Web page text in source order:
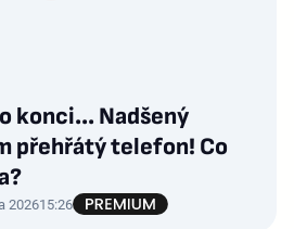
konci... Nadšený
přehřátý telefon! Co
202615:26